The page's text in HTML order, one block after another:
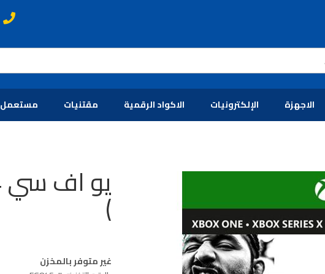
الاجهزة الإلكترونيات الاكواد الرقمية مقتنيات مستعمل
)
غير متوفر بالمخزن